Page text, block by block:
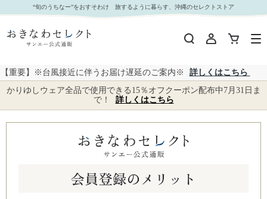
“旬のうちなー”をおすそわけ 旅するように暮らす、沖縄のセレクトストア
【重要】※台風接近に伴うお届け遅延のご案内※
詳しくはこちら
かりゆしウェア全品で使用できる15％オフクーポン配布中7月31日ま
で！
詳しくはこちら